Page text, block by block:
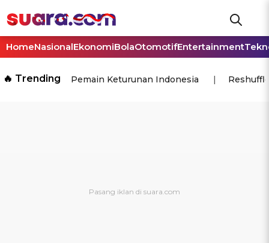
HomeNasionalEkonomiBolaOtomotifEntertainment
🔥 Trending Pemain Keturunan Indonesia